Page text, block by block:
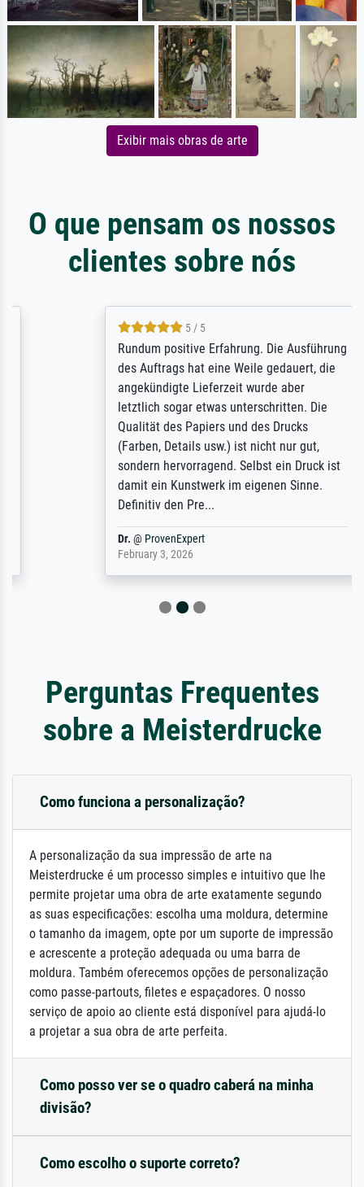
Exibir mais obras de arte
O que pensam os nossos
clientes sobre nós
5 / 5
Rundum positive Erfahrung. Die Ausführung
des Auftrags hat eine Weile gedauert, die
angekündigte Lieferzeit wurde aber
letztlich sogar etwas unterschritten. Die
Qualität des Papiers und des Drucks
(Farben, Details usw.) ist nicht nur gut,
sondern hervorragend. Selbst ein Druck ist
damit ein Kunstwerk im eigenen Sinne.
Definitiv den Pre...
ProvenExpert
February 3, 2026
Perguntas Frequentes
sobre a Meisterdrucke
Como funciona a personalização?
A personalização da sua impressão de arte na
Meisterdrucke é um processo simples e intuitivo que lhe
permite projetar uma obra de arte exatamente segundo
as suas especificações: escolha uma moldura, determine
o tamanho da imagem, opte por um suporte de impressão
e acrescente a proteção adequada ou uma barra de
moldura. Também oferecemos opções de personalização
como passe-partouts, filetes e espaçadores. O nosso
serviço de apoio ao cliente está disponível para ajudá-lo
a projetar a sua obra de arte perfeita.
Como posso ver se o quadro caberá na minha
divisão?
Como escolho o suporte correto?